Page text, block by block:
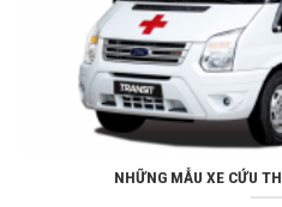
NHỮNG MẪU XE CỨU